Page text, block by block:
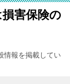
害保険の
情報を掲載してい